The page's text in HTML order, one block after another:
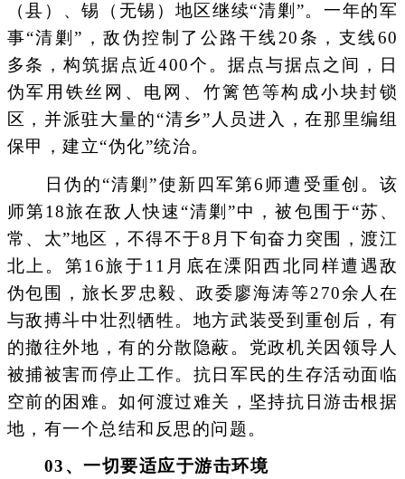
（县）、锡（无锡）地区继续“清剿”。一年的军
事“清剿”，敌伪控制了公路干线20条，支线60
多条，构筑据点近400个。据点与据点之间，日
伪军用铁丝网、电网、竹篱笆等构成小块封锁
区，并派驻大量的“清乡”人员进入，在那里编组
保甲，建立“伪化”统治。
日伪的“清剿”使新四军第6师遭受重创。该
师第18旅在敌人快速“清剿”中，被包围于“苏、
常、太”地区，不得不于8月下旬奋力突围，渡江
北上。第16旅于11月底在溧阳西北同样遭遇敌
伪包围，旅长罗忠毅、政委廖海涛等270余人在
与敌搏斗中壮烈牺牲。地方武装受到重创后，有
的撤往外地，有的分散隐蔽。党政机关因领导人
被捕被害而停止工作。抗日军民的生存活动面临
空前的困难。如何渡过难关，坚持抗日游击根据
地，有一个总结和反思的问题。
03、 一切要适应于游击环境